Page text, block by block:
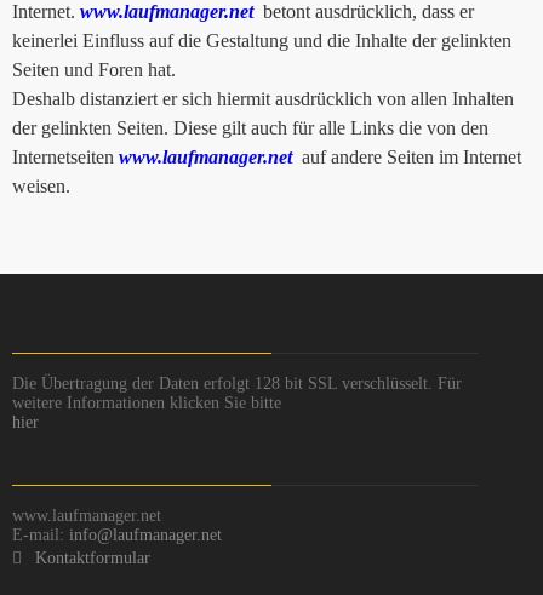
Internet. www.laufmanager.netbetont ausdrücklich, dass er
keinerlei Einfluss auf die Gestaltung und die Inhalte der gelinkten
Seiten und Foren hat.
Deshalb distanziert er sich hiermit ausdrücklich von allen Inhalten
der gelinkten Seiten. Diese gilt auch für alle Links die von den
Internetseiten www.laufmanager.net auf andere Seiten im Internet
weisen.
Die Übertragung der Daten erfolgt 128 bit SSL verschlüsselt. Für
weitere Informationen klicken Sie bitte
hier
www.laufmanager.net
E-mail: info@laufmanager.net
Kontaktformular